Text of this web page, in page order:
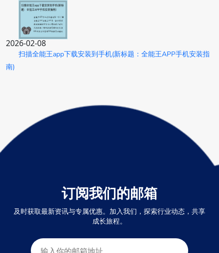
2026-02-08
扫描全能王app下载安装到手机(新标题：全能王APP手机安装指
南)
订阅我们的邮箱
及时获取最新资讯与专属优惠。加入我们，探索行业动态，共享
成长旅程。